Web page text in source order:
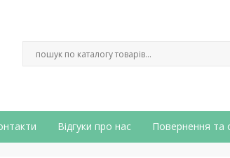
Відгуки про нас Повернення та